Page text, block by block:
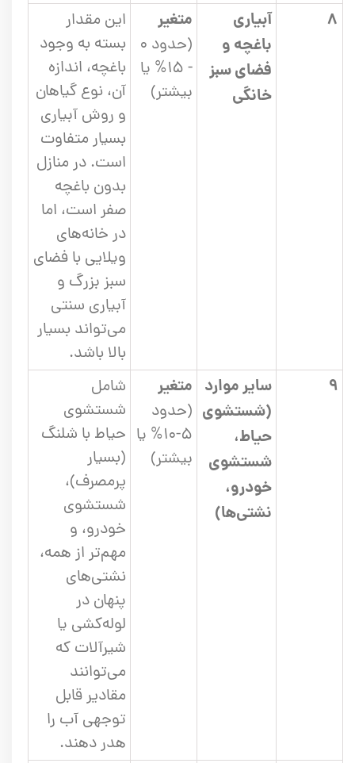
۸
آبیاری
باغچه و
فضای سبز
خانگی
متغیر
(حدود ۰
- ۱۵% یا
بیشتر)
این مقدار
بسته به وجود
باغچه، اندازه
آن، نوع گیاهان
و روش آبیاری
بسیار متفاوت
است. در منازل
بدون باغچه
صفر است، اما
در خانه‌های
ویلایی با فضای
سبز بزرگ و
آبیاری سنتی
می‌تواند بسیار
بالا باشد.
۹
سایر موارد
(شستشوی
حیاط،
شستشوی
خودرو،
نشتی‌ها)
متغیر
(حدود
۵-۱۰% یا
بیشتر)
شامل
شستشوی
حیاط با شلنگ
(بسیار
پرمصرف)،
شستشوی
خودرو، و
مهم‌تر از همه،
نشتی‌های
پنهان در
لوله‌کشی یا
شیرآلات که
می‌توانند
مقادیر قابل
توجهی آب را
هدر دهند.